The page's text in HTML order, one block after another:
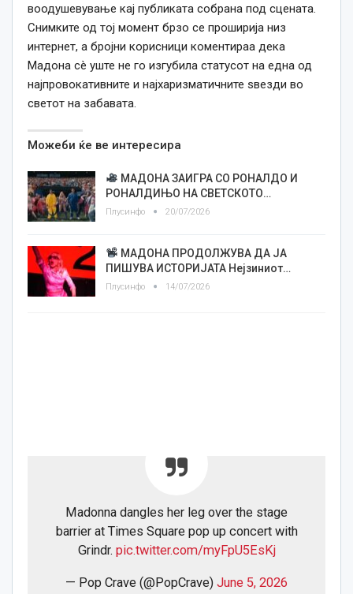
воодушевување кај публиката собрана под сцената.
Снимките од тој момент брзо се проширија низ
интернет, а бројни корисници коментираа дека
Мадона сè уште не го изгубила статусот на една од
најпровокативните и најхаризматичните ѕвезди во
светот на забавата.
Можеби ќе ве интересира
МАДОНА ЗАИГРА СО РОНАЛДО И
РОНАЛДИЊО НА СВЕТСКОТО…
Плусинфо 20/07/2026
МАДОНА ПРОДОЛЖУВА ДА ЈА
ПИШУВА ИСТОРИЈАТА Нејзиниот…
Плусинфо 14/07/2026
Madonna dangles her leg over the stage
barrier at Times Square pop up concert with
Grindr. pic.twitter.com/myFpU5EsKj
— Pop Crave (@PopCrave) June 5, 2026